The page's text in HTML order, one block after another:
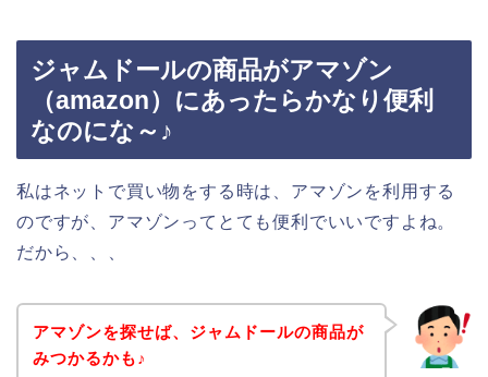
ジャムドールの商品がアマゾン
（amazon）にあったらかなり便利
なのにな～♪
私はネットで買い物をする時は、アマゾンを利用する
のですが、アマゾンってとても便利でいいですよね。
だから、、、
アマゾンを探せば、ジャムドールの商品が
みつかるかも♪